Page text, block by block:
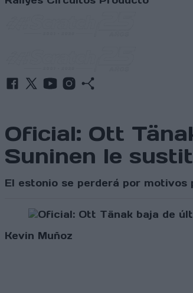
Oficial: Ott
Suninen le
El estonio se perderá por motivos
Kevin Muñoz